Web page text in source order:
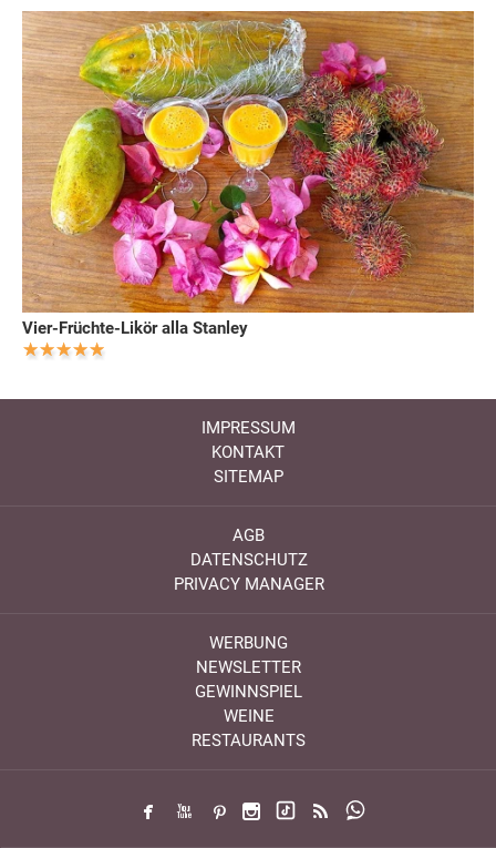
Vier-Früchte-Likör alla Stanley
IMPRESSUM
KONTAKT
SITEMAP
AGB
DATENSCHUTZ
PRIVACY MANAGER
WERBUNG
NEWSLETTER
GEWINNSPIEL
WEINE
RESTAURANTS